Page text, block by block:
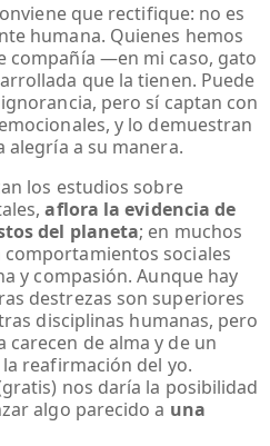
que rectifique: no es
humana. Quienes hemos
compañía —en mi caso, gato
que la tienen. Puede
pero sí captan con
y lo demuestran
alegría a su manera.
los estudios sobre
aflora la evidencia de
del planeta; en muchos
sociales
y compasión. Aunque hay
destrezas son superiores
disciplinas humanas, pero
carecen de alma y de un
reafirmación del yo.
nos daría la posibilidad
algo parecido a una